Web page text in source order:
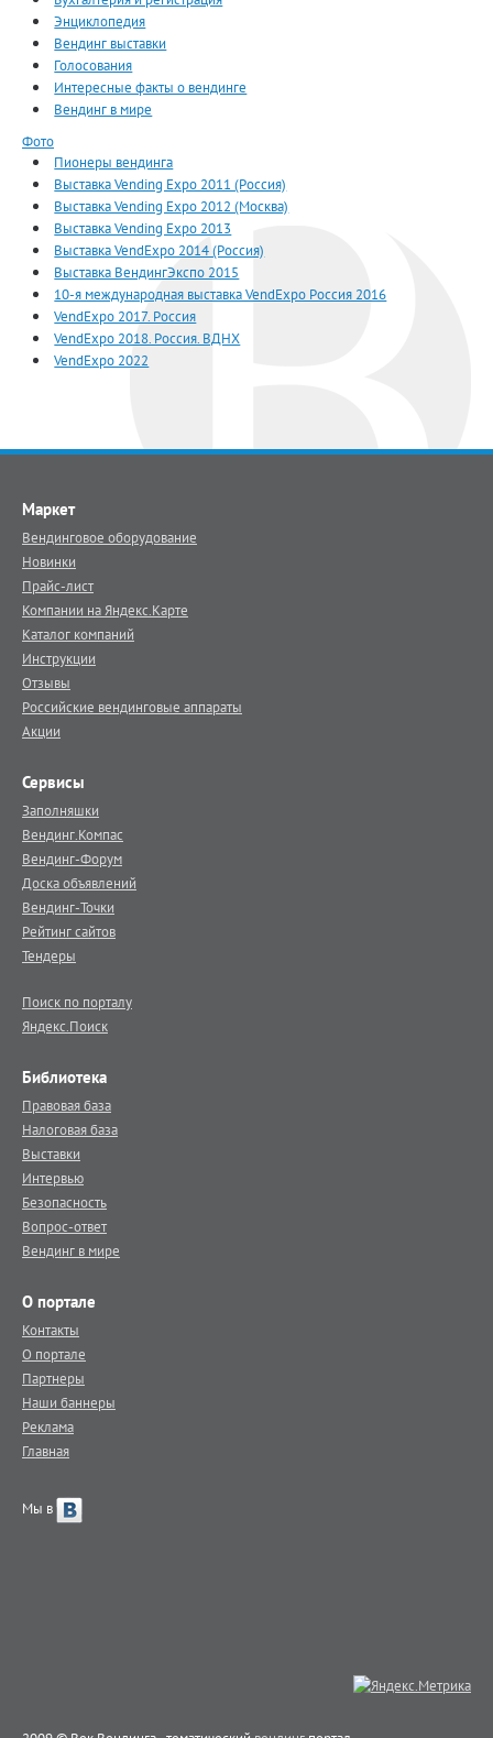
Энциклопедия
Вендинг выставки
Голосования
Интересные факты о вендинге
Вендинг в мире
Фото
Пионеры вендинга
Выставка Vending Expo 2011 (Россия)
Выставка Vending Expo 2012 (Москва)
Выставка Vending Expo 2013
Выставка VendExpo 2014 (Россия)
Выставка ВендингЭкспо 2015
10-я международная выставка VendExpo Россия 2016
VendExpo 2017. Россия
VendExpo 2018. Россия. ВДНХ
VendExpo 2022
Маркет
Вендинговое оборудование
Новинки
Прайс-лист
Компании на Яндекс.Карте
Каталог компаний
Инструкции
Отзывы
Российские вендинговые аппараты
Акции
Сервисы
Заполняшки
Вендинг.Компас
Вендинг-Форум
Доска объявлений
Вендинг-Точки
Рейтинг сайтов
Тендеры
Поиск по порталу
Яндекс.Поиск
Библиотека
Правовая база
Налоговая база
Выставки
Интервью
Безопасность
Вопрос-ответ
Вендинг в мире
О портале
Контакты
О портале
Партнеры
Наши баннеры
Реклама
Главная
Мы в